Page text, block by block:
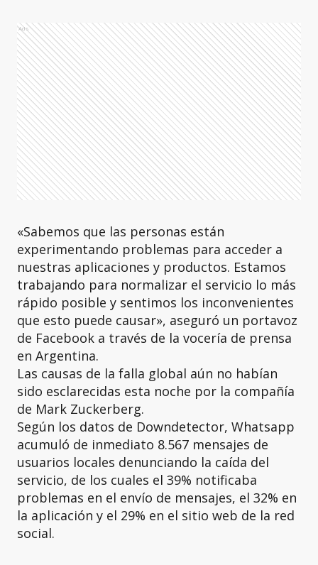
Ads
«Sabemos que las personas están
experimentando problemas para acceder a
nuestras aplicaciones y productos. Estamos
trabajando para normalizar el servicio lo más
rápido posible y sentimos los inconvenientes
que esto puede causar», aseguró un portavoz
de Facebook a través de la vocería de prensa
en Argentina.
Las causas de la falla global aún no habían
sido esclarecidas esta noche por la compañía
de Mark Zuckerberg.
Según los datos de Downdetector, Whatsapp
acumuló de inmediato 8.567 mensajes de
usuarios locales denunciando la caída del
servicio, de los cuales el 39% notificaba
problemas en el envío de mensajes, el 32% en
la aplicación y el 29% en el sitio web de la red
social.